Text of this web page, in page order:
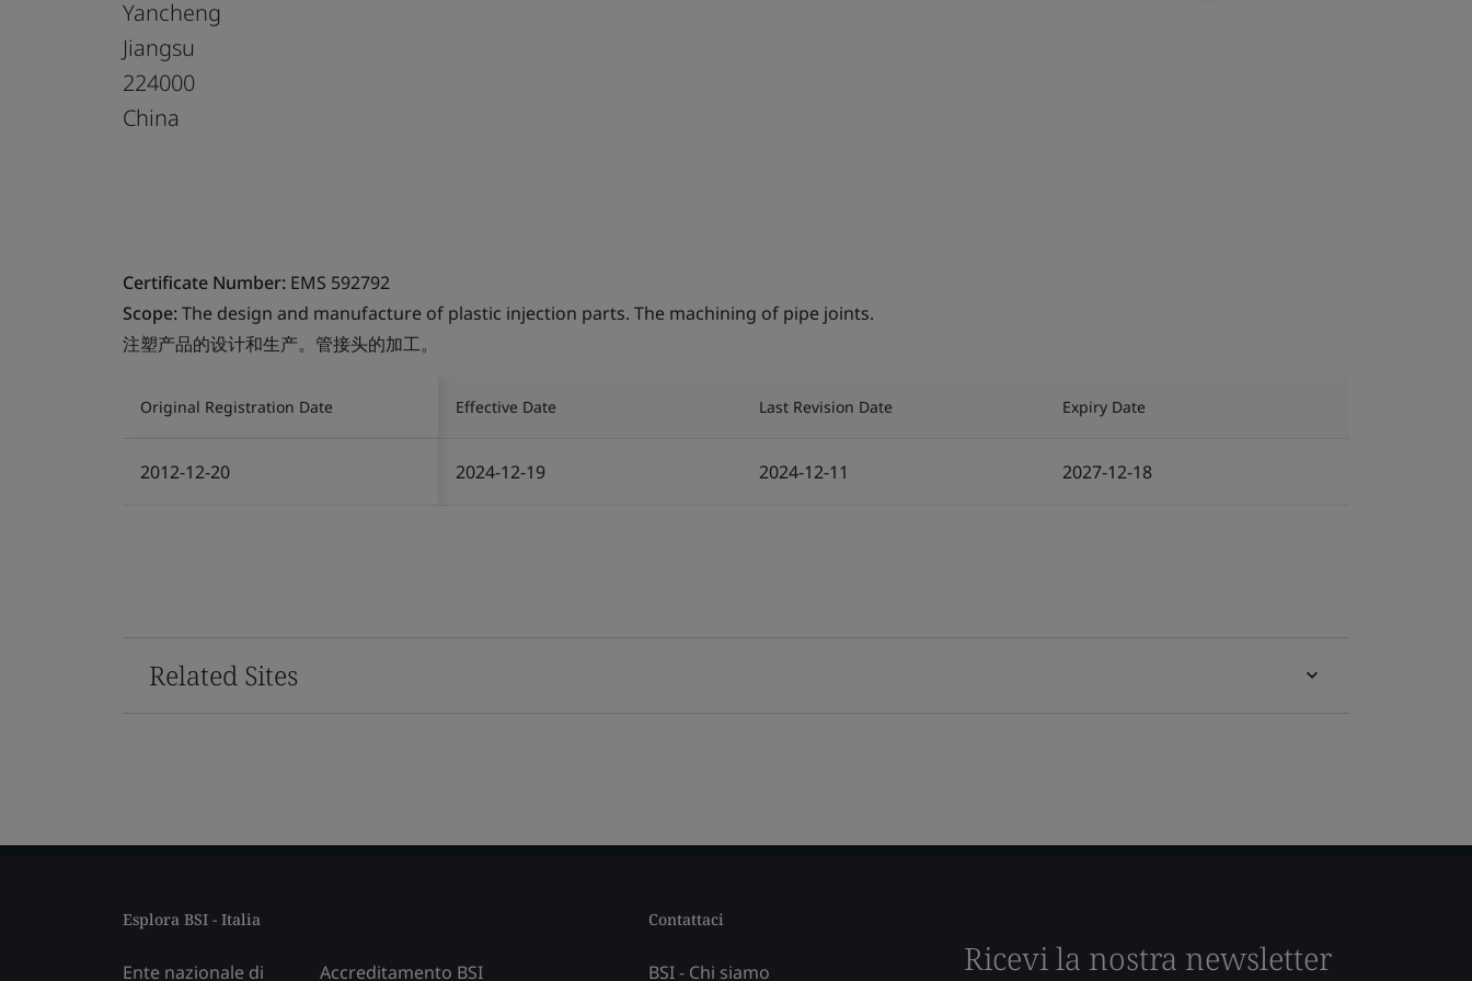
Yancheng
Jiangsu
224000
China
Certificate Number: EMS 592792
Scope:The design and manufacture of plastic injection parts. The machining of pipe joints.
注塑产品的设计和生产。管接头的加工。
Original Registration Date Effective Date Last Revision Date Expiry Date
2012-12-20 2024-12-19 2024-12-11 2027-12-18
Related Sites
Esplora BSI - Italia
Ente nazionale di
Accreditamento BSI
Contattaci
BSI - Chi siamo Ricevi la nostra newsletter